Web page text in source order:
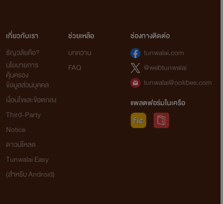
เกี่ยวกับเรา
ธัญวลัยคือ?
นโยบายการ
คุ้มครอง
ข้อมูลส่วนบุคคล
เงื่อนไขและข้อตกลง
Third-Party
Notice
ดาวน์โหลด
Tunwalai Easy
(สำหรับ Android)
ช่วยเหลือ
บทความ
FAQ
ช่องทางติดต่อ
tunwalai.com
@webtunwalai
tunwalai@ookbee.com
แพลตฟอร์มในเครือ